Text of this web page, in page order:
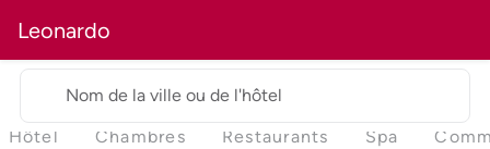
Leonardo
Nom de la ville ou de l'hôtel
Hôtel Chambres Restaurants Spa